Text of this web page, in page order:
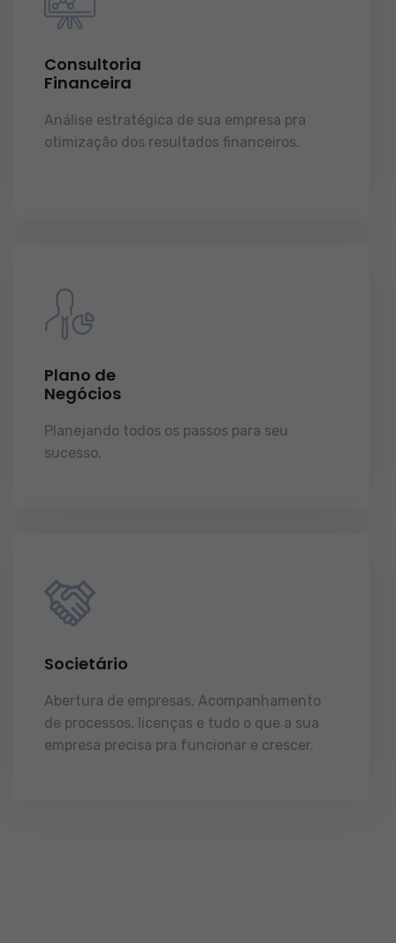
Consultoria
Financeira
Análise estratégica de sua empresa pra
otimização dos resultados financeiros.
Plano de
Negócios
Planejando todos os passos para seu
sucesso.
Societário
Abertura de empresas, Acompanhamento
de processos, licenças e tudo o que a sua
empresa precisa pra funcionar e crescer.